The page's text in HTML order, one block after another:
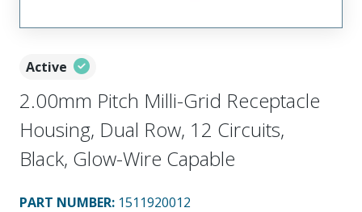
Active
2.00mm Pitch Milli-Grid Receptacle
Housing, Dual Row, 12 Circuits,
Black, Glow-Wire Capable
PART NUMBER: 1511920012